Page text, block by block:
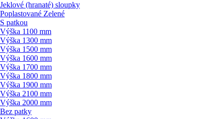
Jeklové (hranaté) sloupky
Poplastované Zelené
S patkou
Výška 1100 mm
Výška 1300 mm
Výška 1500 mm
Výška 1600 mm
Výška 1700 mm
Výška 1800 mm
Výška 1900 mm
Výška 2100 mm
Výška 2000 mm
Bez patky